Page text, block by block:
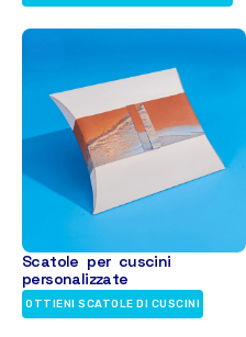
Scatole per cuscini
personalizzate
OTTIENI SCATOLE DI CUSCINI